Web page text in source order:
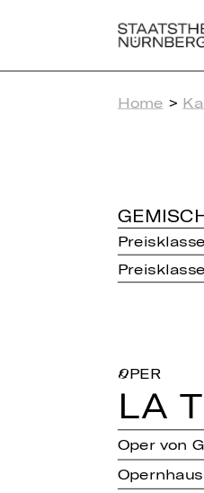
Home >
OPER
LA
Oper von
Opernhaus